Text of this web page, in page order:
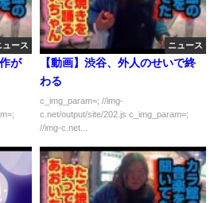
ュース
が
ニュース
【動画】渋谷、外人のせいで終
わる
c_img_param=; //img-
c.net/output/site/202.js c_img_param=;
//img-c.net...